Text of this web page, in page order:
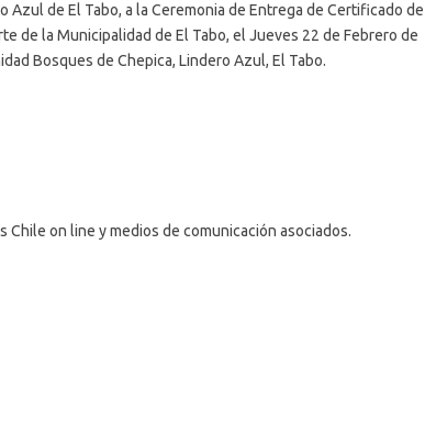
Azul de El Tabo, a la Ceremonia de Entrega de Certificado de
de la Municipalidad de El Tabo, el Jueves 22 de Febrero de
Bosques de Chepica, Lindero Azul, El Tabo.
Chile on line y medios de comunicación asociados.